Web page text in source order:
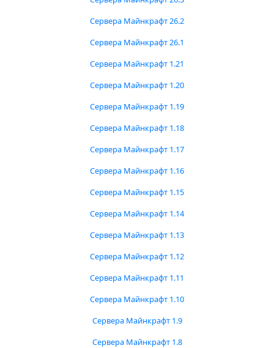
Сервера Майнкрафт 26.2
Сервера Майнкрафт 26.1
Сервера Майнкрафт 1.21
Сервера Майнкрафт 1.20
Сервера Майнкрафт 1.19
Сервера Майнкрафт 1.18
Сервера Майнкрафт 1.17
Сервера Майнкрафт 1.16
Сервера Майнкрафт 1.15
Сервера Майнкрафт 1.14
Сервера Майнкрафт 1.13
Сервера Майнкрафт 1.12
Сервера Майнкрафт 1.11
Сервера Майнкрафт 1.10
Сервера Майнкрафт 1.9
Сервера Майнкрафт 1.8